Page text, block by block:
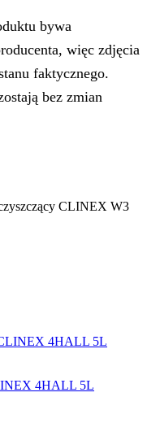
bywa
więc zdjęcia
faktycznego.
bez zmian
CLINEX W3
4HALL 5L